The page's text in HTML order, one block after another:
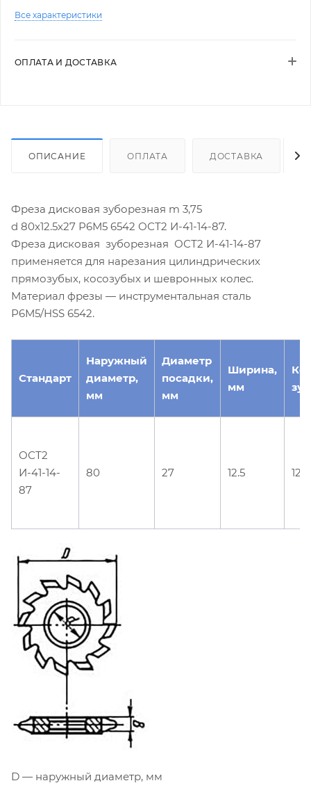
Все характеристики
ОПЛАТА И ДОСТАВКА
ОПИСАНИЕ ОПЛАТА ДОСТАВКА
Фреза дисковая зуборезная m 3,75
d 80х12.5х27 Р6М5 6542 ОСТ2 И-41-14-87.
Фреза дисковая зуборезная ОСТ2 И-41-14-87
применяется для нарезания цилиндрических
прямозубых, косозубых и шевронных колес.
Материал фрезы — инструментальная сталь
Р6М5/HSS 6542.
Стандарт
Наружный
диаметр,
мм
Диаметр
посадки,
мм
Ширина,
мм
ОСТ2
И-41-14-
87
80 27 12.5 12
D — наружный диаметр, мм